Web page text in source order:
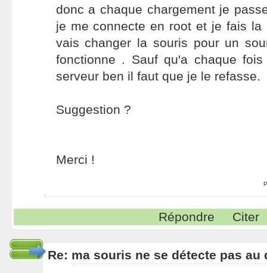
donc a chaque chargement je
je me connecte en root et je fais la
vais changer la souris pour un
fonctionne . Sauf qu'a chaque
serveur ben il faut que je le refasse.
Suggestion ?
Merci !
Répondre Citer
Re: ma souris ne se détecte pas au